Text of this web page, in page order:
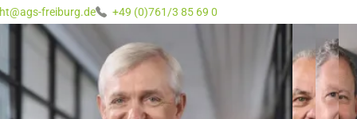
freiburg.de +49 (0)761/3 85 69 0